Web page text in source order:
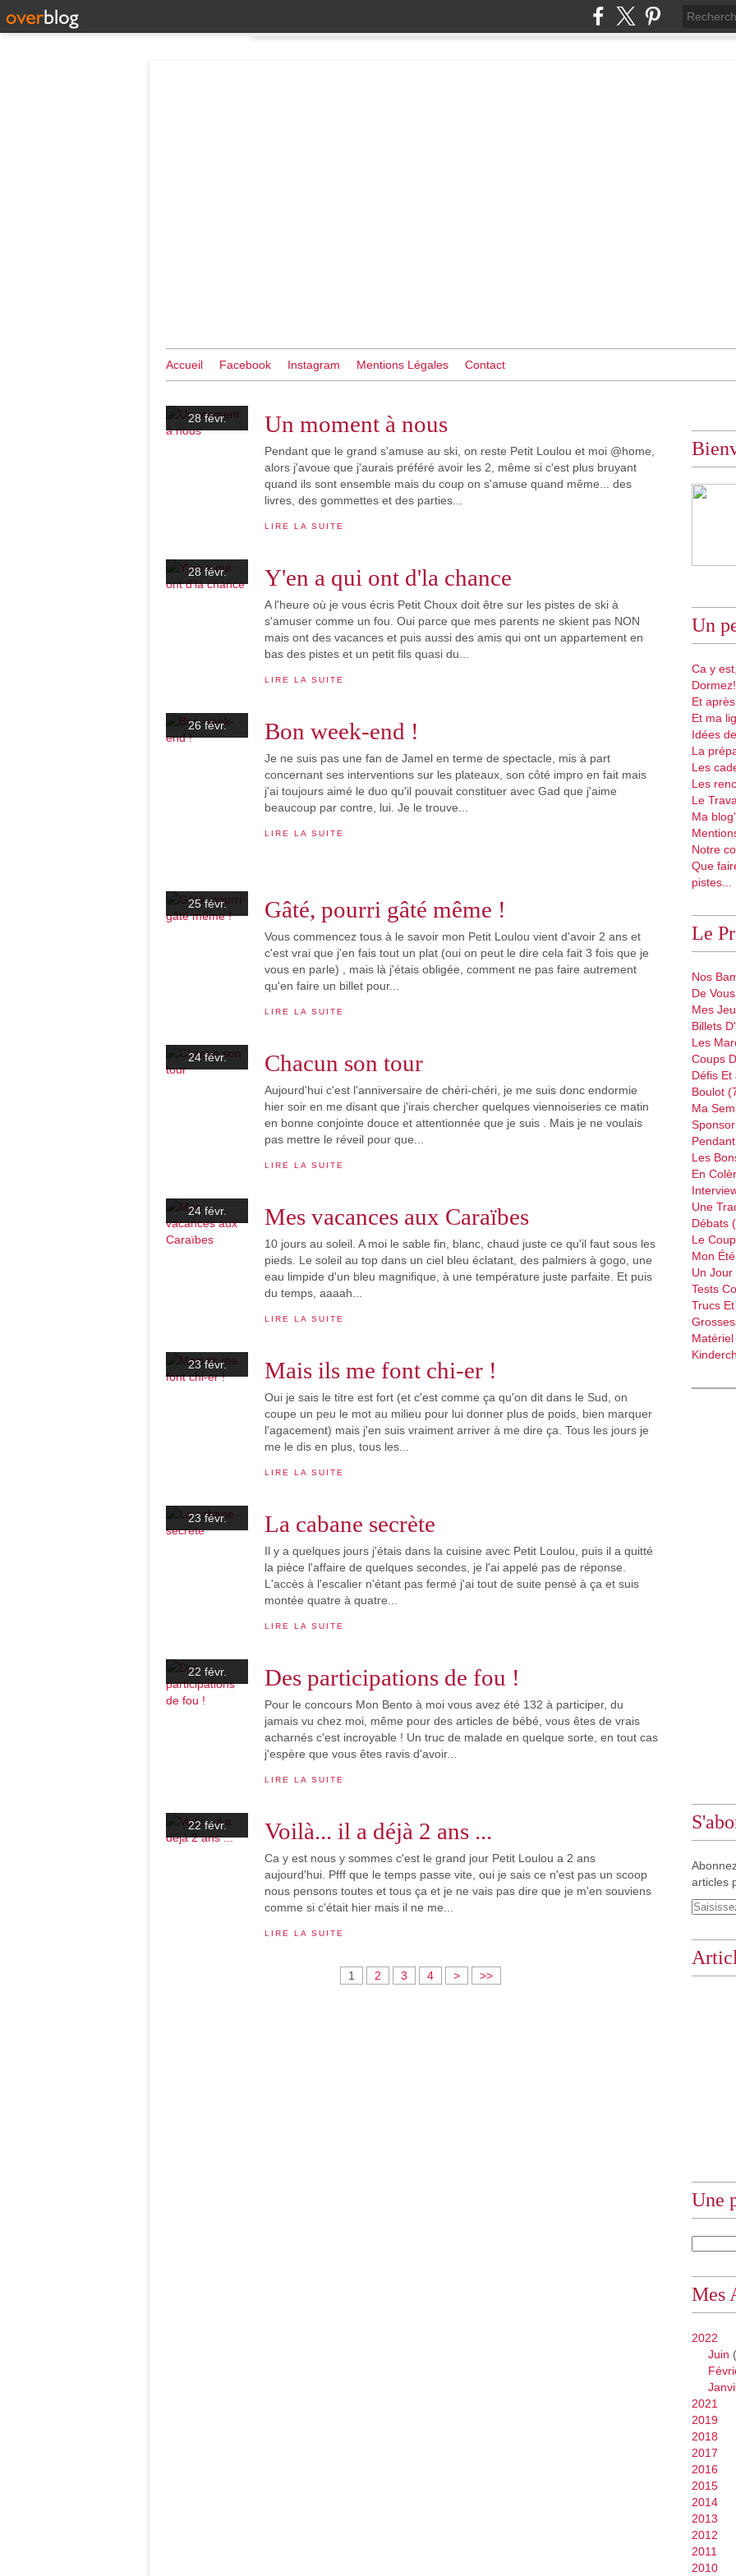
Accueil Facebook Instagram Mentions Légales Contact
28 févr. Un moment à nous
Pendant que le grand s'amuse au ski, on reste Petit Loulou et moi @home,
alors j'avoue que j'aurais préféré avoir les 2, même si c'est plus bruyant
quand ils sont ensemble mais du coup on s'amuse quand même... des
livres, des gommettes et des parties...
LIRE LA SUITE
28 févr. Y'en a qui ont d'la chance
A l'heure où je vous écris Petit Choux doit être sur les pistes de ski à
s'amuser comme un fou. Oui parce que mes parents ne skient pas NON
mais ont des vacances et puis aussi des amis qui ont un appartement en
bas des pistes et un petit fils quasi du...
LIRE LA SUITE
26 févr. Bon week-end !
Je ne suis pas une fan de Jamel en terme de spectacle, mis à part
concernant ses interventions sur les plateaux, son côté impro en fait mais
j'ai toujours aimé le duo qu'il pouvait constituer avec Gad que j'aime
beaucoup par contre, lui. Je le trouve...
LIRE LA SUITE
25 févr. Gâté, pourri gâté même !
Vous commencez tous à le savoir mon Petit Loulou vient d'avoir 2 ans et
c'est vrai que j'en fais tout un plat (oui on peut le dire cela fait 3 fois que je
vous en parle) , mais là j'étais obligée, comment ne pas faire autrement
qu'en faire un billet pour...
LIRE LA SUITE
24 févr. Chacun son tour
Aujourd'hui c'est l'anniversaire de chéri-chéri, je me suis donc endormie
hier soir en me disant que j'irais chercher quelques viennoiseries ce matin
en bonne conjointe douce et attentionnée que je suis . Mais je ne voulais
pas mettre le réveil pour que...
LIRE LA SUITE
24 févr. Mes vacances aux Caraïbes
10 jours au soleil. A moi le sable fin, blanc, chaud juste ce qu'il faut sous les
pieds. Le soleil au top dans un ciel bleu éclatant, des palmiers à gogo, une
eau limpide d'un bleu magnifique, à une température juste parfaite. Et puis
du temps, aaaah...
LIRE LA SUITE
23 févr. Mais ils me font chi-er !
Oui je sais le titre est fort (et c'est comme ça qu'on dit dans le Sud, on
coupe un peu le mot au milieu pour lui donner plus de poids, bien marquer
l'agacement) mais j'en suis vraiment arriver à me dire ça. Tous les jours je
me le dis en plus, tous les...
LIRE LA SUITE
23 févr. La cabane secrète
Il y a quelques jours j'étais dans la cuisine avec Petit Loulou, puis il a quitté
la pièce l'affaire de quelques secondes, je l'ai appelé pas de réponse.
L'accès à l'escalier n'étant pas fermé j'ai tout de suite pensé à ça et suis
montée quatre à quatre...
LIRE LA SUITE
22 févr. Des participations de fou !
Pour le concours Mon Bento à moi vous avez été 132 à participer, du
jamais vu chez moi, même pour des articles de bébé, vous êtes de vrais
acharnés c'est incroyable ! Un truc de malade en quelque sorte, en tout cas
j'espère que vous êtes ravis d'avoir...
LIRE LA SUITE
22 févr. Voilà... il a déjà 2 ans ...
Ca y est nous y sommes c'est le grand jour Petit Loulou a 2 ans
aujourd'hui. Pfff que le temps passe vite, oui je sais ce n'est pas un scoop
nous pensons toutes et tous ça et je ne vais pas dire que je m'en souviens
comme si c'était hier mais il ne me...
LIRE LA SUITE
1 2 3 4 > >>
Un
Ca y
Dormez!
Et
Et ma
Idées
La
Les
Les
Le
Ma
Notre
Que
pistes...
Le
Nos
De
Mes
Billets
Les
Coups
Défis Et
Boulot
Ma
Les
En
Une
Débats
Le
Mon
Un
Tests
Trucs
articles
Une
Mes
2022
Juin
2021
2019
2018
2017
2016
2015
2014
2013
2012
2011
2010